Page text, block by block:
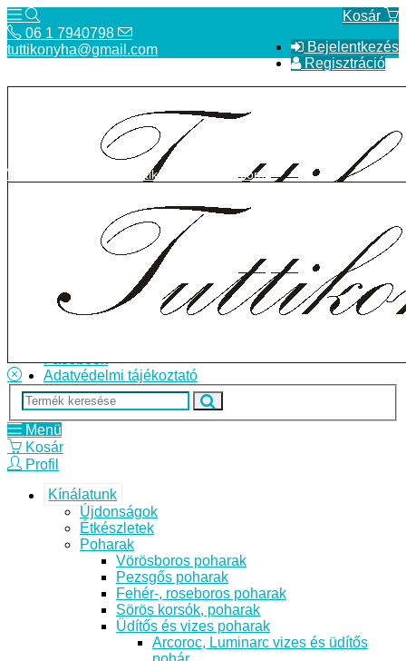
Kosár
Bejelentkezés
Regisztráció
06 1 7940798
tuttikonyha@gmail.com
Telefon
Szállítás
Facebook
Adatvédelmi tájékoztató
tuttikonyha@gmail.com
Menü
Kosár
Profil
Kínálatunk
Újdonságok
Étkészletek
Poharak
Vörösboros poharak
Pezsgős poharak
Fehér-, roseboros poharak
Sörös korsók, poharak
Üdítős és vizes poharak
Arcoroc, Luminarc vizes és üdítős